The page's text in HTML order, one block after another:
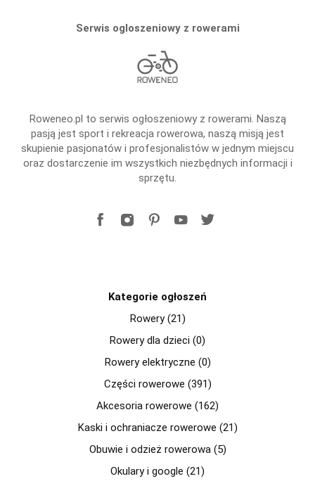
Serwis ogloszeniowy z rowerami
Roweneo.pl to serwis ogłoszeniowy z rowerami. Naszą
pasją jest sport i rekreacja rowerowa, naszą misją jest
skupienie pasjonatów i profesjonalistów w jednym miejscu
oraz dostarczenie im wszystkich niezbędnych informacji i
sprzętu.
Kategorie ogłoszeń
Rowery (21)
Rowery dla dzieci (0)
Rowery elektryczne (0)
Części rowerowe (391)
Akcesoria rowerowe (162)
Kaski i ochraniacze rowerowe (21)
Obuwie i odzież rowerowa (5)
Okulary i google (21)